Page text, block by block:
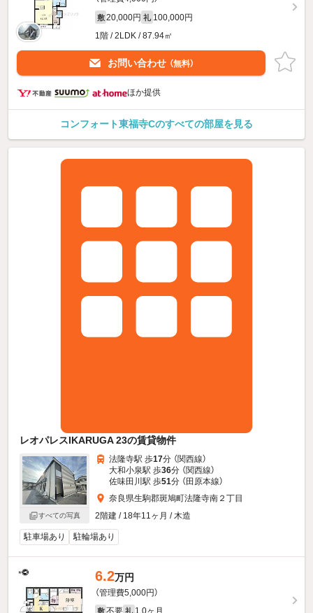
敷 20,000円 礼 100,000円
1階 / 2LDK / 87.94㎡
お問い合わせ （無料）
ほか提供
コンフォート東福寺Cのすべての部屋を見る
レオパレスIKARUGA 23の賃貸物件
すべての写真
法隆寺駅 歩17分 （関西線）
大和小泉駅 歩36分 （関西線）
佐味田川駅 歩51分 （田原本線）
奈良県生駒郡斑鳩町法隆寺南２丁目
2階建 / 18年11ヶ月 / 木造
駐車場あり 駐輪場あり
6.2万円
（管理費5,000円）
敷 礼